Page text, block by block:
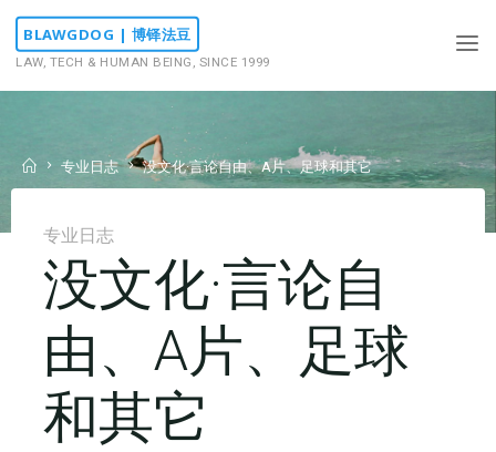
Skip
content
BLAWGDOG | 博铎法豆
LAW, TECH & HUMAN BEING, SINCE 1999
Home专业日志 没文化·言论自由、A片、足球和其它
专业日志
没文化·言论自
由、A片、足球
和其它